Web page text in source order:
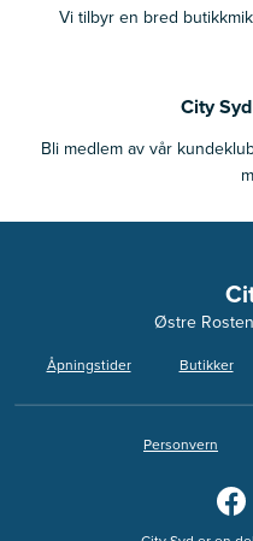
Vi tilbyr en bred
City
Bli medlem av vår
Østre
Åpningstider Butikker
Personvern